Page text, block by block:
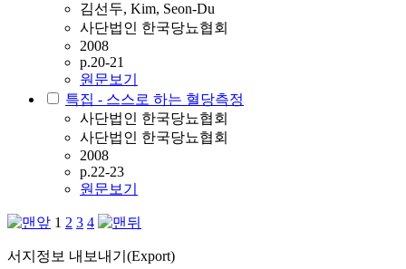
김선두, Kim, Seon-Du
사단법인 한국당뇨협회
2008
p.20-21
원문보기
특집 - 스스로 하는 혈당측정
사단법인 한국당뇨협회
사단법인 한국당뇨협회
2008
p.22-23
원문보기
1 2 3 4
서지정보 내보내기(Export)